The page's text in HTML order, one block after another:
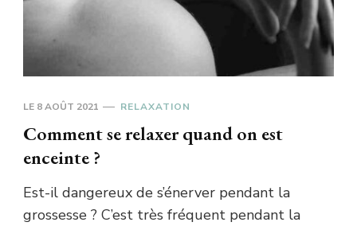
LE 8 AOÛT 2021 RELAXATION
Comment se relaxer quand on est
enceinte ?
Est-il dangereux de s’énerver pendant la
grossesse ? C’est très fréquent pendant la